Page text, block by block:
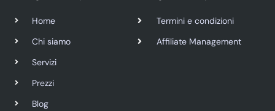
Home
Chi siamo
Servizi
Prezzi
Blog
Termini e condizioni
Affiliate Management